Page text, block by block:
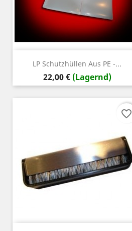
LP Schutzhüllen Aus PE -...
Preis
22,00 € (Lagernd)
favorite_border